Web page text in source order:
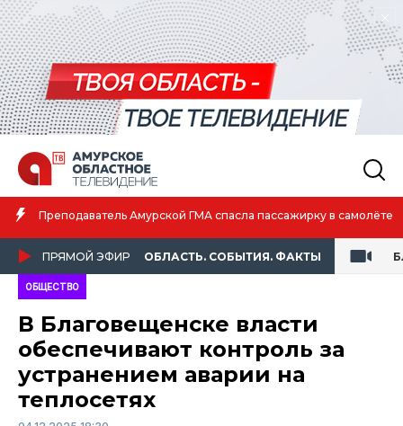
Амурская спортсменка выиграла первенство России по лёгкой
атлетике
ПРЯМОЙ ЭФИР ОБЛАСТЬ. СОБЫТИЯ. ФАКТЫ
ОБЩЕСТВО
В Благовещенске власти
обеспечивают контроль за
устранением аварии на
теплосетях